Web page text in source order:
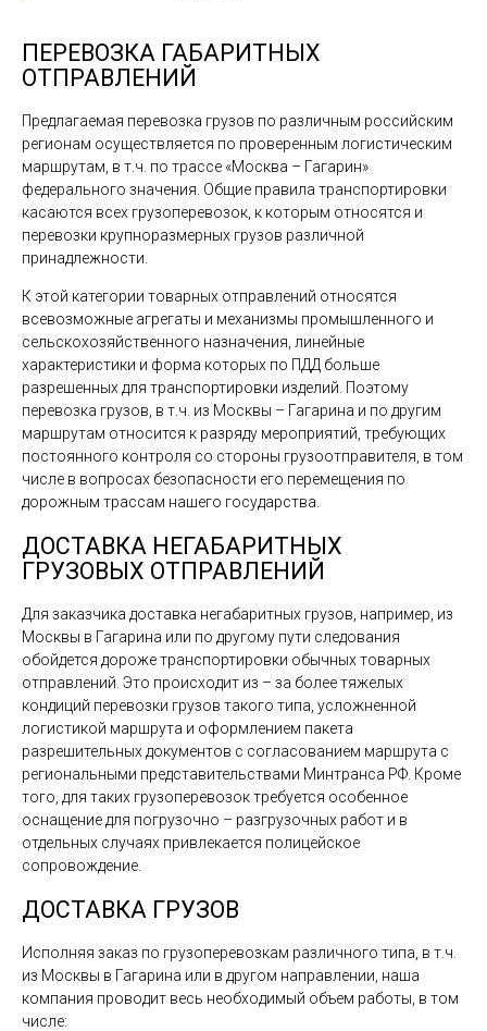
ПЕРЕВОЗКА ГАБАРИТНЫХ
ОТПРАВЛЕНИЙ
Предлагаемая перевозка грузов по различным российским
регионам осуществляется по проверенным логистическим
маршрутам, в т.ч. по трассе «Москва – Гагарин»
федерального значения. Общие правила транспортировки
касаются всех грузоперевозок, к которым относятся и
перевозки крупноразмерных грузов различной
принадлежности.
К этой категории товарных отправлений относятся
всевозможные агрегаты и механизмы промышленного и
сельскохозяйственного назначения, линейные
характеристики и форма которых по ПДД больше
разрешенных для транспортировки изделий. Поэтому
перевозка грузов, в т.ч. из Москвы – Гагарина и по другим
маршрутам относится к разряду мероприятий, требующих
постоянного контроля со стороны грузоотправителя, в том
числе в вопросах безопасности его перемещения по
дорожным трассам нашего государства.
ДОСТАВКА НЕГАБАРИТНЫХ
ГРУЗОВЫХ ОТПРАВЛЕНИЙ
Для заказчика доставка негабаритных грузов, например, из
Москвы в Гагарина или по другому пути следования
обойдется дороже транспортировки обычных товарных
отправлений. Это происходит из – за более тяжелых
кондиций перевозки грузов такого типа, усложненной
логистикой маршрута и оформлением пакета
разрешительных документов с согласованием маршрута с
региональными представительствами Минтранса РФ. Кроме
того, для таких грузоперевозок требуется особенное
оснащение для погрузочно – разгрузочных работ и в
отдельных случаях привлекается полицейское
сопровождение.
ДОСТАВКА ГРУЗОВ
Исполняя заказ по грузоперевозкам различного типа, в т.ч.
из Москвы в Гагарина или в другом направлении, наша
компания проводит весь необходимый объем работы, в том
числе: